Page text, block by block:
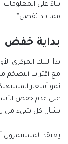
بناءً على
مما قد يُفضل”.
بداية خفض
بدأ البنك المركزي
على عدم خفض
بشأن كل شيء من
يعتقد المستثمرون